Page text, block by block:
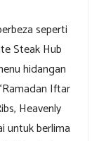
seperti
Steak Hub
hidangan
Iftar
Heavenly
untuk berlima